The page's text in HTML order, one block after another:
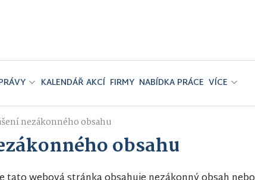
KALENDÁŘ AKCÍ FIRMY NABÍDKA PRÁCE VÍCE
nezákonného obsahu
obsahu